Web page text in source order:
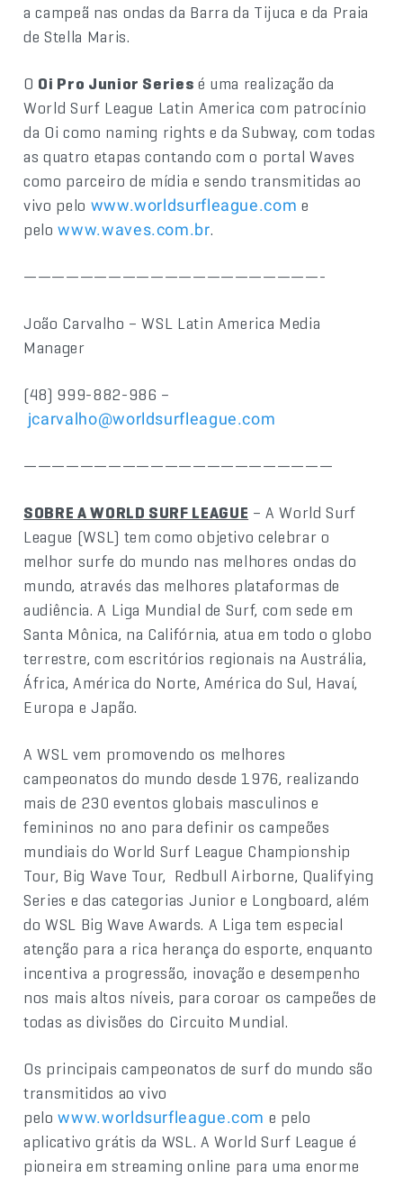
a campeã nas ondas da Barra da Tijuca e da Praia
de Stella Maris.
O Oi Pro Junior Series é uma realização da
World Surf League Latin America com patrocínio
da Oi como naming rights e da Subway, com todas
as quatro etapas contando com o portal Waves
como parceiro de mídia e sendo transmitidas ao
vivo pelo www.worldsurfleague.com e
pelowww.waves.com.br.
—————————————————————-
João Carvalho – WSL Latin America Media
Manager
(48) 999-882-986 –
jcarvalho@worldsurfleague.com
——————————————————————
SOBRE A WORLD SURF LEAGUE – A World Surf
League (WSL) tem como objetivo celebrar o
melhor surfe do mundo nas melhores ondas do
mundo, através das melhores plataformas de
audiência. A Liga Mundial de Surf, com sede em
Santa Mônica, na Califórnia, atua em todo o globo
terrestre, com escritórios regionais na Austrália,
África, América do Norte, América do Sul, Havaí,
Europa e Japão.
A WSL vem promovendo os melhores
campeonatos do mundo desde 1976, realizando
mais de 230 eventos globais masculinos e
femininos no ano para definir os campeões
mundiais do World Surf League Championship
Tour, Big Wave Tour, Redbull Airborne, Qualifying
Series e das categorias Junior e Longboard, além
do WSL Big Wave Awards. A Liga tem especial
atenção para a rica herança do esporte, enquanto
incentiva a progressão, inovação e desempenho
nos mais altos níveis, para coroar os campeões de
todas as divisões do Circuito Mundial.
Os principais campeonatos de surf do mundo são
transmitidos ao vivo
pelowww.worldsurfleague.com e pelo
aplicativo grátis da WSL. A World Surf League é
pioneira em streaming online para uma enorme